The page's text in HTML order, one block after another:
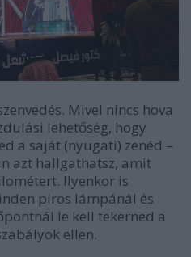
Mivel nincs hova
lehetőség, hogy
a saját (nyugati) zenéd –
azt hallgathatsz, amit
Ilyenkor is
piros lámpánál és
le kell tekerned a
ellen.